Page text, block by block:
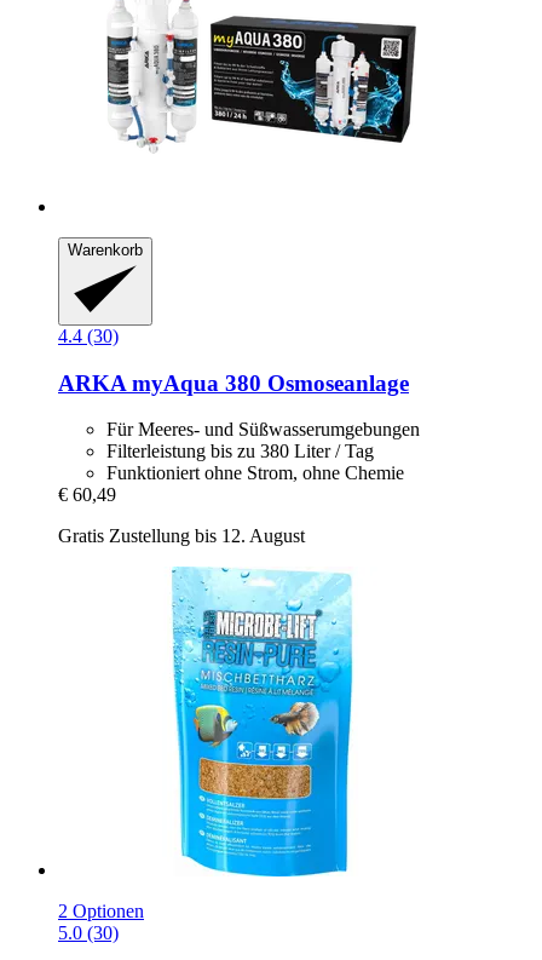
Warenkorb
4.4 (30)
ARKA myAqua 380 Osmoseanlage
Für Meeres- und Süßwasserumgebungen
Filterleistung bis zu 380 Liter / Tag
Funktioniert ohne Strom, ohne Chemie
€ 60,49
Gratis Zustellung bis 12. August
2 Optionen
5.0 (30)